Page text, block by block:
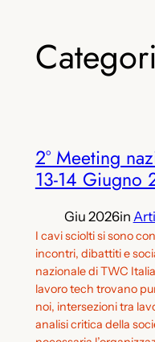
2° Meeting
13-14 Giugno
Giu 2026in
I cavi sciolti si sono
incontri, dibattiti e
nazionale di TWC
lavoro tech trovano
noi, intersezioni tra
analisi critica della